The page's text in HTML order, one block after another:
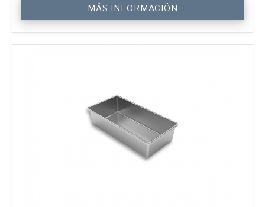
Premium
Wide
3-
MÁS INFORMACIÓN